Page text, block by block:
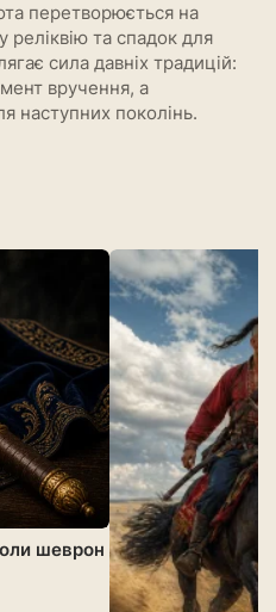
перетворюється на
реліквію та спадок для
сила давніх традицій:
вручення, а
наступних поколінь.
шеврон